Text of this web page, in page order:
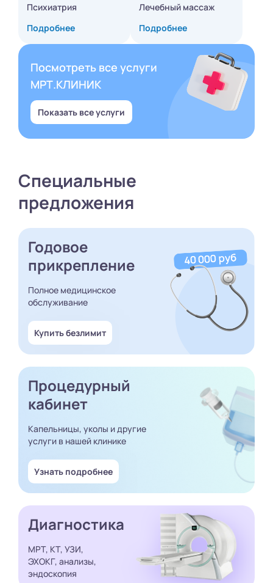
Психиатрия
Подробнее
Лечебный массаж
Подробнее
Посмотреть все услуги
МРТ.КЛИНИК
Показать все услуги
Специальные
предложения
Годовое
прикрепление
Полное медицинское
обслуживание
Купить безлимит
Процедурный
кабинет
Капельницы, уколы и другие
услуги в нашей клинике
Узнать подробнее
Диагностика
МРТ, КТ, УЗИ,
ЭХОКГ, анализы,
эндоскопия